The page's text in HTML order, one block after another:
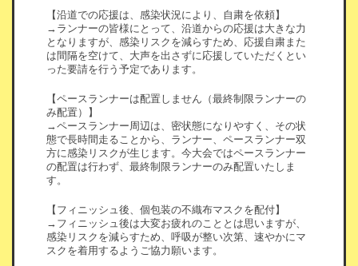
【沿道での応援は、感染状況により、自粛を依頼】
→ランナーの皆様にとって、沿道からの応援は大きな力
となりますが、感染リスクを減らすため、応援自粛また
は間隔を空けて、大声を出さずに応援していただくとい
った要請を行う予定であります。
【ペースランナーは配置しません（最終制限ランナーの
み配置）】
→ペースランナー周辺は、密状態になりやすく、その状
態で長時間走ることから、ランナー、ペースランナー双
方に感染リスクが生じます。今大会ではペースランナー
の配置は行わず、最終制限ランナーのみ配置いたしま
す。
【フィニッシュ後、個包装の不織布マスクを配付】
→フィニッシュ後は大変お疲れのこととは思いますが、
感染リスクを減らすため、呼吸が整い次第、速やかにマ
スクを着用するようご協力願います。